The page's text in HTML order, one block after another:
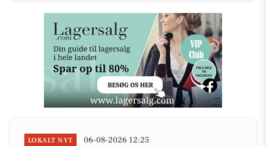
LOKALT NYT 06-08-2026 12:25